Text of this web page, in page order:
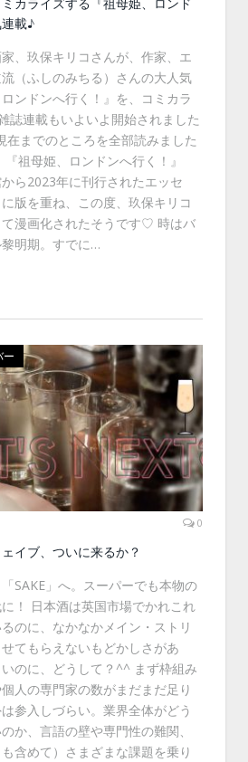
載♪
、玖保キリコさんが、作家、エ
（ふしのみちる）さんの大人気
ンドンへ行く！』を、コミカラ
誌連載もいよいよ開始されました
までのところを全部読みました
祖母姫、ロンドンへ行く！』
ら2023年に刊行されたエッセ
版を重ね、この度、玖保キリコ
漫画化されたそうです♡ 時はバ
明期。すでに…
ー
0
イブ、ついに来るか？
SAKE」へ。スーパーでも本物の
！ 日本酒は英国市場でかれこれ
のに、なかなかメイン・ストリ
てもらえないもどかしさがあ
のに、どうして？^^ まず枠組み
人の専門家の数がまだまだ足り
参入しづらい。業界全体がどう
か、言語の壁や専門性の難関、
も含めて）さまざまな課題を乗り